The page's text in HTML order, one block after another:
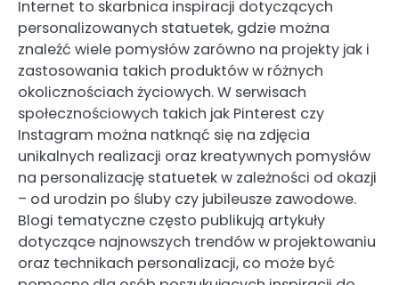
Internet to skarbnica inspiracji dotyczących
personalizowanych statuetek, gdzie można
znaleźć wiele pomysłów zarówno na projekty jak i
zastosowania takich produktów w różnych
okolicznościach życiowych. W serwisach
społecznościowych takich jak Pinterest czy
Instagram można natknąć się na zdjęcia
unikalnych realizacji oraz kreatywnych pomysłów
na personalizację statuetek w zależności od okazji
– od urodzin po śluby czy jubileusze zawodowe.
Blogi tematyczne często publikują artykuły
dotyczące najnowszych trendów w projektowaniu
oraz technikach personalizacji, co może być